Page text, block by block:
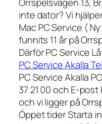
Orrspelsvägen 13,
inte dator? Vi
Mac PC Service (
funnits 11 år på
Därför PC Service
PC Service Akalla
PC Service Akalla
37 21 00 och E-
och vi ligger på
Öppet tider Starta